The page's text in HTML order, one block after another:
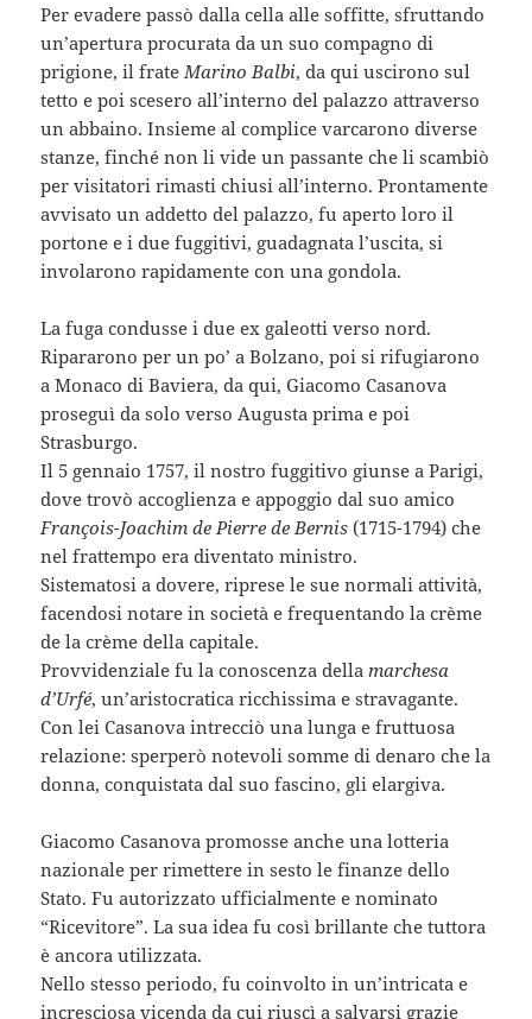
Per evadere passò dalla cella alle soffitte, sfruttando
un’apertura procurata da un suo compagno di
prigione, il frate Marino Balbi, da qui uscirono sul
tetto e poi scesero all’interno del palazzo attraverso
un abbaino. Insieme al complice varcarono diverse
stanze, finché non li vide un passante che li scambiò
per visitatori rimasti chiusi all’interno. Prontamente
avvisato un addetto del palazzo, fu aperto loro il
portone e i due fuggitivi, guadagnata l’uscita, si
involarono rapidamente con una gondola.
La fuga condusse i due ex galeotti verso nord.
Ripararono per un po’ a Bolzano, poi si rifugiarono
a Monaco di Baviera, da qui, Giacomo Casanova
proseguì da solo verso Augusta prima e poi
Strasburgo.
Il 5 gennaio 1757, il nostro fuggitivo giunse a Parigi,
dove trovò accoglienza e appoggio dal suo amico
François-Joachim de Pierre de Bernis (1715-1794) che
nel frattempo era diventato ministro.
Sistematosi a dovere, riprese le sue normali attività,
facendosi notare in società e frequentando la crème
de la crème della capitale.
Provvidenziale fu la conoscenza della marchesa
d’Urfé, un’aristocratica ricchissima e stravagante.
Con lei Casanova intrecciò una lunga e fruttuosa
relazione: sperperò notevoli somme di denaro che la
donna, conquistata dal suo fascino, gli elargiva.
Giacomo Casanova promosse anche una lotteria
nazionale per rimettere in sesto le finanze dello
Stato. Fu autorizzato ufficialmente e nominato
“Ricevitore”. La sua idea fu così brillante che tuttora
è ancora utilizzata.
Nello stesso periodo, fu coinvolto in un’intricata e
incresciosa vicenda da cui riuscì a salvarsi grazie